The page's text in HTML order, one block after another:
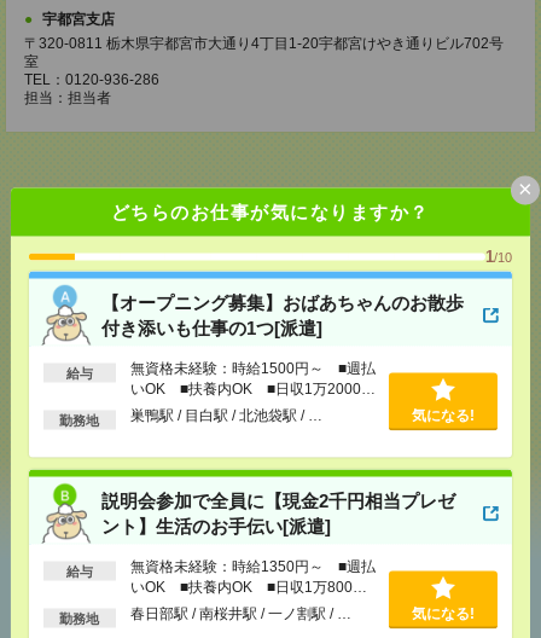
どちらのお仕事が気になりますか？
1/10
【オープニング募集】おばあちゃんのお散歩
付き添いも仕事の1つ[派遣]
給与
無資格未経験：時給1500円～ ■週払
いOK ■扶養内OK ■日収1万2000円
以上
勤務地 巣鴨駅 / 目白駅 / 北池袋駅 / … 気になる!
説明会参加で全員に【現金2千円相当プレゼ
ント】生活のお手伝い[派遣]
給与
無資格未経験：時給1350円～ ■週払
いOK ■扶養内OK ■日収1万800円
以上
勤務地 春日部駅 / 南桜井駅 / 一ノ割駅 / … 気になる!
×
宇都宮支店
〒320-0811 栃木県宇都宮市大通り4丁目1-20宇都宮けやき通りビル702号
室
TEL：0120-936-286
担当：担当者
応募ページへ
気になる！ 電話応募
メールで送る LINE で送る
シェア ツイート ブックマーク
あなたの閲覧履歴からの
おすすめ